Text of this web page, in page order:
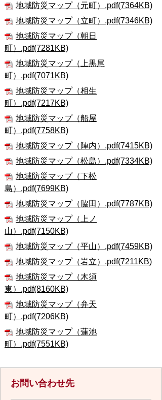
地域防災マップ（元町）.pdf(7364KB)
地域防災マップ（立町）.pdf(7346KB)
地域防災マップ（朝日
町）.pdf(7281KB)
地域防災マップ（上黒尾
町）.pdf(7071KB)
地域防災マップ（相生
町）.pdf(7217KB)
地域防災マップ（船屋
町）.pdf(7758KB)
地域防災マップ（陣内）.pdf(7415KB)
地域防災マップ（松島）.pdf(7334KB)
地域防災マップ（下松
島）.pdf(7699KB)
地域防災マップ（脇田）.pdf(7787KB)
地域防災マップ（上ノ
山）.pdf(7150KB)
地域防災マップ（平山）.pdf(7459KB)
地域防災マップ（岩立）.pdf(7211KB)
地域防災マップ（木須
東）.pdf(8160KB)
地域防災マップ（弁天
町）.pdf(7206KB)
地域防災マップ（蓮池
町）.pdf(7551KB)
お問い合わせ先